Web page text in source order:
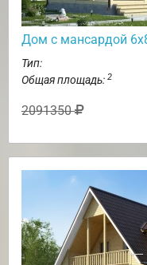
Дом с мансардой
Тип:
Общая площадь: 2
2091350